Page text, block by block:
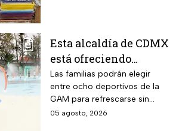
Esta alcaldía de CDMX
está ofreciendo
albercas gratis
durante agosto de
2026: los únicos
requisitos que debes
Las familias podrán elegir
entre ocho deportivos de la
GAM para refrescarse sin
pagar entrada durante las
05 agosto, 2026